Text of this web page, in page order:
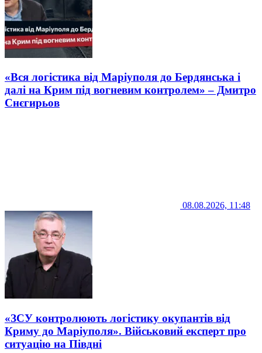
«Вся логістика від Маріуполя до Бердянська і
далі на Крим під вогневим контролем» – Дмитро
Снєгирьов
08.08.2026, 11:48
«ЗСУ контролюють логістику окупантів від
Криму до Маріуполя». Військовий експерт про
ситуацію на Півдні